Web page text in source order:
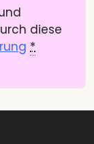
diese
*